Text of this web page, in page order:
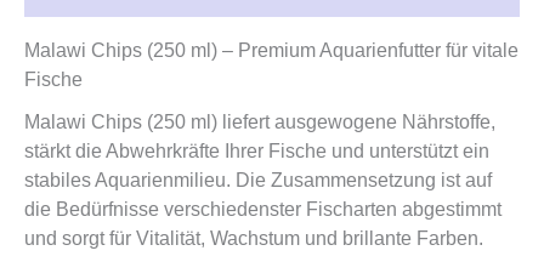
Malawi Chips (250 ml) – Premium Aquarienfutter für vitale
Fische
Malawi Chips (250 ml) liefert ausgewogene Nährstoffe,
stärkt die Abwehrkräfte Ihrer Fische und unterstützt ein
stabiles Aquarienmilieu. Die Zusammensetzung ist auf
die Bedürfnisse verschiedenster Fischarten abgestimmt
und sorgt für Vitalität, Wachstum und brillante Farben.